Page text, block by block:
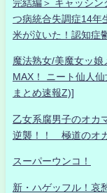
完結編＞ キャッシ
つ病統合失調症14年
米が泣いた！認知症
魔法熟女/美魔女ッ
MAX！ ニート仙人
まとめ速報Z)]
乙女系腐男子のオカ
逆襲！！ 極道のオ
スーパーウンコ！
新・ハゲッフル！哀